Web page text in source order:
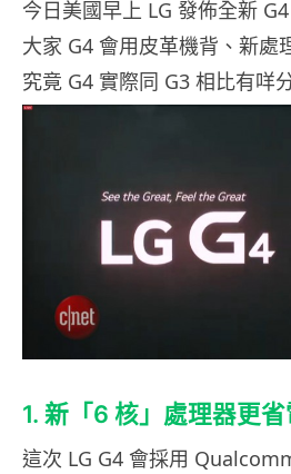
今日美國早上 LG 發佈全新
大家 G4 會用皮革機背、新處
究竟 G4 實際同 G3 相比有咩
1. 新「6 核」處理器更
這次 LG G4 會採用